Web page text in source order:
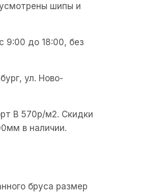
шипы и
9:00 до 18:00, без
ул. Ново-
В 570р/м2. Скидки
в наличии.
бруса размер